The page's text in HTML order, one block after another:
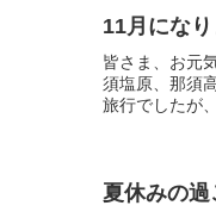
11月にな
皆さま、お元
須塩原、那須
旅行でしたが
夏休みの過